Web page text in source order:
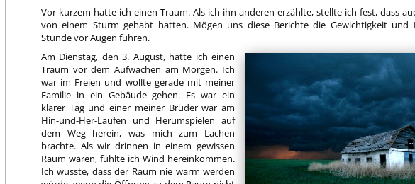
Vor kurzem hatte ich einen Traum. Als ich ihn anderen erzählte, stellte ich fest, dass
von einem Sturm gehabt hatten. Mögen uns diese Berichte die Gewichtigkeit und
Stunde vor Augen führen.
Am Dienstag, den 3. August, hatte ich einen
Traum vor dem Aufwachen am Morgen. Ich
war im Freien und wollte gerade mit meiner
Familie in ein Gebäude gehen. Es war ein
klarer Tag und einer meiner Brüder war am
Hin-und-Her-Laufen und Herumspielen auf
dem Weg herein, was mich zum Lachen
brachte. Als wir drinnen in einem gewissen
Raum waren, fühlte ich Wind hereinkommen.
Ich wusste, dass der Raum nie warm werden